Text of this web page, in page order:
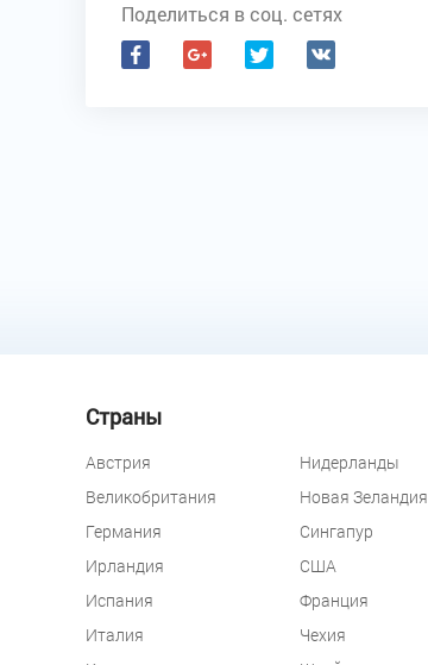
Поделиться в соц. сетях
Страны
Австрия
Великобритания
Германия
Ирландия
Испания
Италия
Нидерланды
Новая Зеландия
Сингапур
США
Франция
Чехия